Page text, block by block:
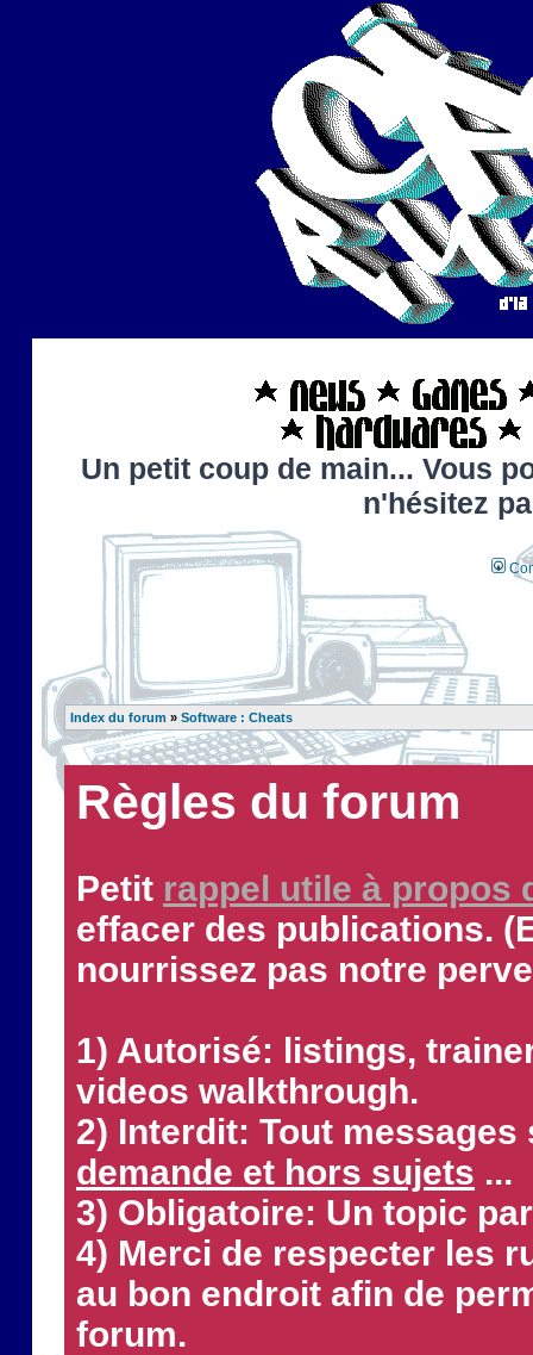
Un petit coup de main... Vous
n'hésitez
Index du forum » Software : Cheats
Règles du forum
Petit rappel utile à propos
effacer des publications.
nourrissez pas notre
1) Autorisé: listings,
videos walkthrough.
2) Interdit: Tout
demande et hors sujets ...
3) Obligatoire: Un topic
4) Merci de respecter les
au bon endroit afin de
forum.